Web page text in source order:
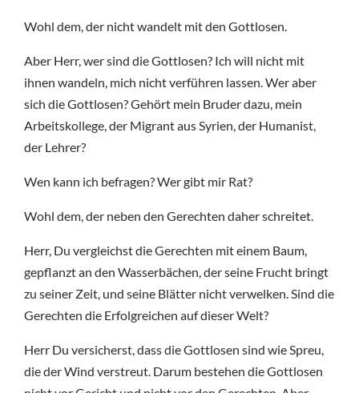
Wohl dem, der nicht wandelt mit den Gottlosen.
Aber Herr, wer sind die Gottlosen? Ich will nicht mit
ihnen wandeln, mich nicht verführen lassen. Wer aber
sich die Gottlosen? Gehört mein Bruder dazu, mein
Arbeitskollege, der Migrant aus Syrien, der Humanist,
der Lehrer?
Wen kann ich befragen? Wer gibt mir Rat?
Wohl dem, der neben den Gerechten daher schreitet.
Herr, Du vergleichst die Gerechten mit einem Baum,
gepflanzt an den Wasserbächen, der seine Frucht bringt
zu seiner Zeit, und seine Blätter nicht verwelken. Sind die
Gerechten die Erfolgreichen auf dieser Welt?
Herr Du versicherst, dass die Gottlosen sind wie Spreu,
die der Wind verstreut. Darum bestehen die Gottlosen